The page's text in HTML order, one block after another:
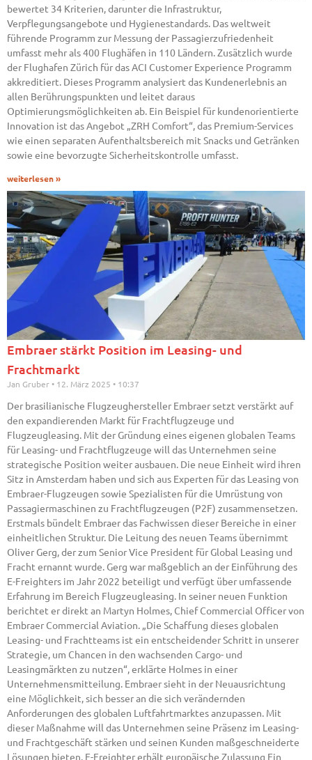
bewertet 34 Kriterien, darunter die Infrastruktur,
Verpflegungsangebote und Hygienestandards. Das weltweit
führende Programm zur Messung der Passagierzufriedenheit
umfasst mehr als 400 Flughäfen in 110 Ländern. Zusätzlich wurde
der Flughafen Zürich für das ACI Customer Experience Programm
akkreditiert. Dieses Programm analysiert das Kundenerlebnis an
allen Berührungspunkten und leitet daraus
Optimierungsmöglichkeiten ab. Ein Beispiel für kundenorientierte
Innovation ist das Angebot „ZRH Comfort“, das Premium-Services
wie einen separaten Aufenthaltsbereich mit Snacks und Getränken
sowie eine bevorzugte Sicherheitskontrolle umfasst.
weiterlesen »
Embraer stärkt Position im Leasing- und
Frachtmarkt
Jan Gruber 12. März 2025 10:37
Der brasilianische Flugzeughersteller Embraer setzt verstärkt auf
den expandierenden Markt für Frachtflugzeuge und
Flugzeugleasing. Mit der Gründung eines eigenen globalen Teams
für Leasing- und Frachtflugzeuge will das Unternehmen seine
strategische Position weiter ausbauen. Die neue Einheit wird ihren
Sitz in Amsterdam haben und sich aus Experten für das Leasing von
Embraer-Flugzeugen sowie Spezialisten für die Umrüstung von
Passagiermaschinen zu Frachtflugzeugen (P2F) zusammensetzen.
Erstmals bündelt Embraer das Fachwissen dieser Bereiche in einer
einheitlichen Struktur. Die Leitung des neuen Teams übernimmt
Oliver Gerg, der zum Senior Vice President für Global Leasing und
Fracht ernannt wurde. Gerg war maßgeblich an der Einführung des
E-Freighters im Jahr 2022 beteiligt und verfügt über umfassende
Erfahrung im Bereich Flugzeugleasing. In seiner neuen Funktion
berichtet er direkt an Martyn Holmes, Chief Commercial Officer von
Embraer Commercial Aviation. „Die Schaffung dieses globalen
Leasing- und Frachtteams ist ein entscheidender Schritt in unserer
Strategie, um Chancen in den wachsenden Cargo- und
Leasingmärkten zu nutzen“, erklärte Holmes in einer
Unternehmensmitteilung. Embraer sieht in der Neuausrichtung
eine Möglichkeit, sich besser an die sich verändernden
Anforderungen des globalen Luftfahrtmarktes anzupassen. Mit
dieser Maßnahme will das Unternehmen seine Präsenz im Leasing-
und Frachtgeschäft stärken und seinen Kunden maßgeschneiderte
Lösungen bieten. E-Freighter erhält europäische Zulassung Ein